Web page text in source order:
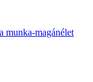
munka-magánélet